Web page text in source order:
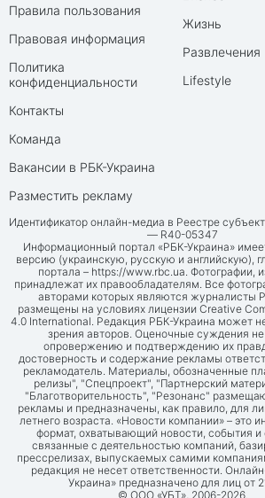
Правила пользования
Правовая информация
Политика
конфиденциальности
Контакты
Команда
Вакансии в РБК-Украина
Разместить рекламу
Жизнь
Развлечения
Lifestyle
Идентификатор онлайн-медиа в Реестре
— R40-05347
Информационный портал «РБК-Украина»
версию (украинскую, русскую и английскую),
портала – https://www.rbc.ua. Фотографии,
принадлежат их правообладателям. Все
авторами которых являются журналисты
размещены на условиях лицензии Creative
4.0 International. Редакция РБК-Украина может
зрения авторов. Оценочные суждения
опровержению и подтверждению их
достоверность и содержание рекламы
рекламодатель. Материалы, обозначенные
релизы", "Спецпроект", "Партнерский
"Благотворительность", "Резонанс"
рекламы и предназначены, как правило, для
летнего возраста. «Новости компании» – это
формат, охватывающий новости, события и
связанные с деятельностью компаний,
прессрелизах, выпускаемых самими
редакция не несет ответственности.
Украина» предназначено для лиц от
© ООО «УБТ», 2006-2026.